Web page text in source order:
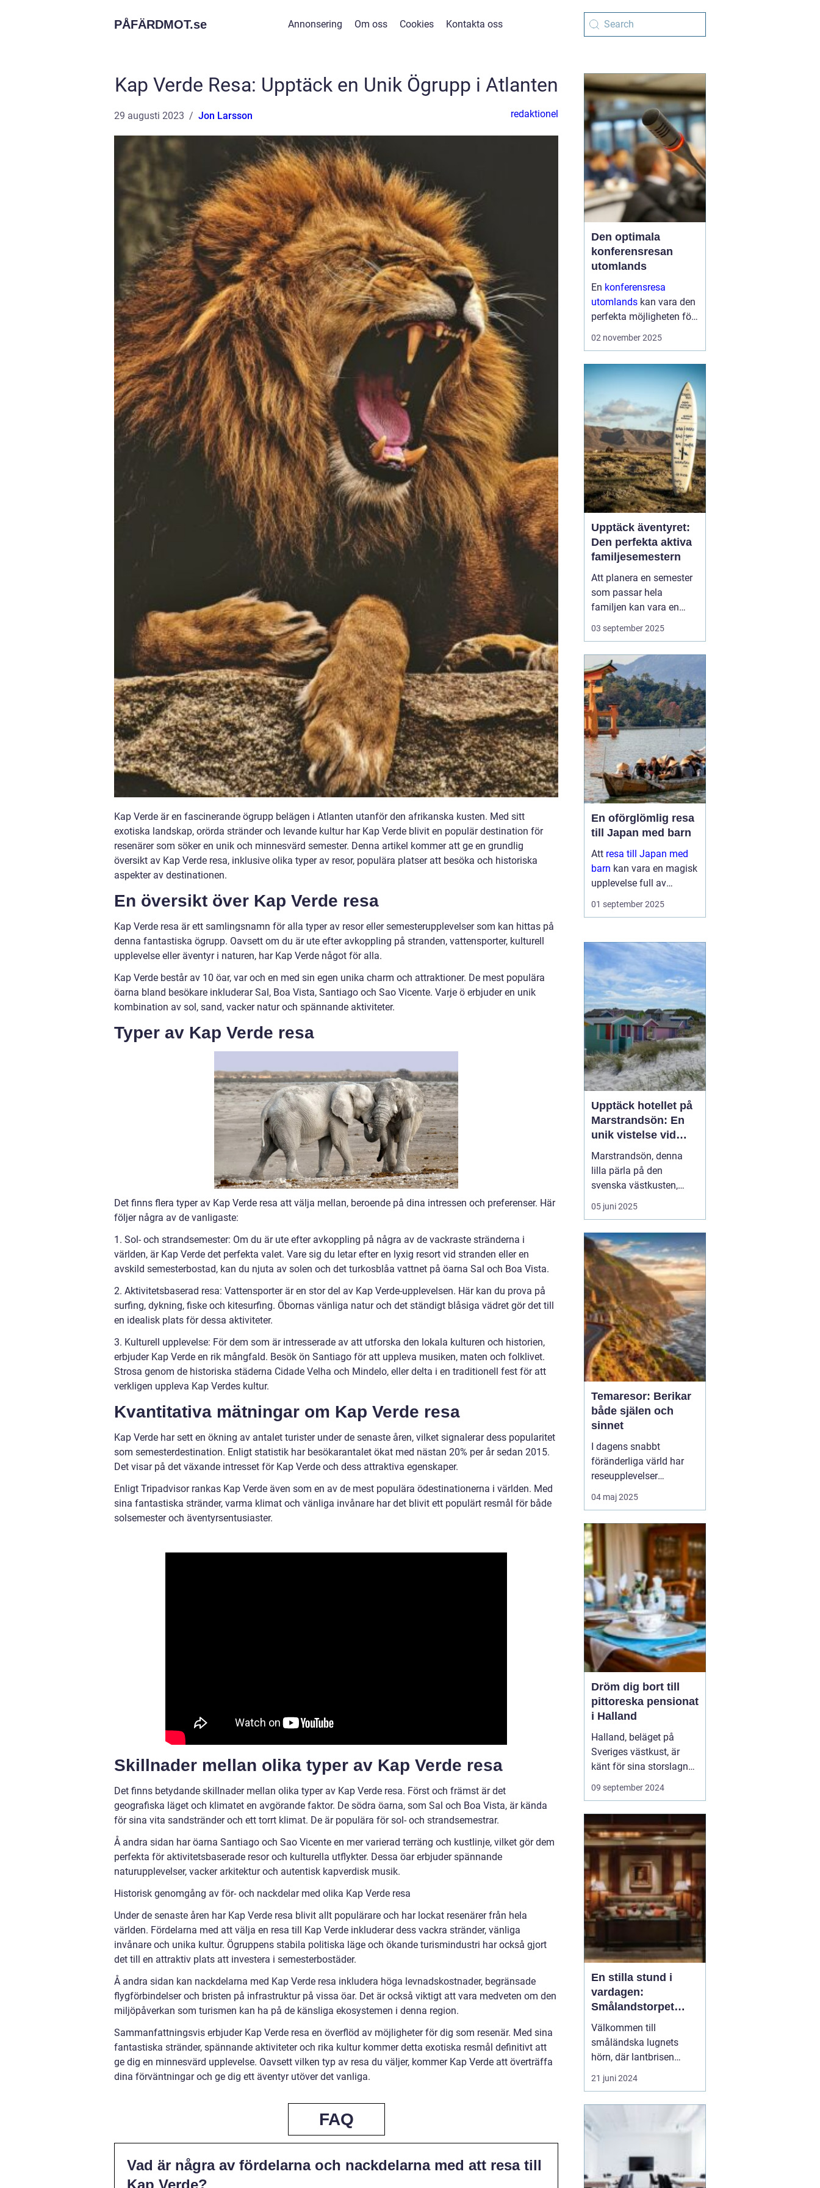
PÅFÄRDMOT.se Annonsering Om oss Cookies Kontakta oss
Kap Verde Resa: Upptäck en Unik Ögrupp i Atlanten
29 augusti 2023 Jon Larsson redaktionel
Kap Verde är en fascinerande ögrupp belägen i Atlanten utanför den afrikanska kusten. Med sitt
exotiska landskap, orörda stränder och levande kultur har Kap Verde blivit en populär destination för
resenärer som söker en unik och minnesvärd semester. Denna artikel kommer att ge en grundlig
översikt av Kap Verde resa, inklusive olika typer av resor, populära platser att besöka och historiska
aspekter av destinationen.
En översikt över Kap Verde resa
Kap Verde resa är ett samlingsnamn för alla typer av resor eller semesterupplevelser som kan hittas på
denna fantastiska ögrupp. Oavsett om du är ute efter avkoppling på stranden, vattensporter, kulturell
upplevelse eller äventyr i naturen, har Kap Verde något för alla.
Kap Verde består av 10 öar, var och en med sin egen unika charm och attraktioner. De mest populära
öarna bland besökare inkluderar Sal, Boa Vista, Santiago och Sao Vicente. Varje ö erbjuder en unik
kombination av sol, sand, vacker natur och spännande aktiviteter.
Typer av Kap Verde resa
Det finns flera typer av Kap Verde resa att välja mellan, beroende på dina intressen och preferenser. Här
följer några av de vanligaste:
1. Sol- och strandsemester: Om du är ute efter avkoppling på några av de vackraste stränderna i
världen, är Kap Verde det perfekta valet. Vare sig du letar efter en lyxig resort vid stranden eller en
avskild semesterbostad, kan du njuta av solen och det turkosblåa vattnet på öarna Sal och Boa Vista.
2. Aktivitetsbaserad resa: Vattensporter är en stor del av Kap Verde-upplevelsen. Här kan du prova på
surfing, dykning, fiske och kitesurfing. Öbornas vänliga natur och det ständigt blåsiga vädret gör det till
en idealisk plats för dessa aktiviteter.
3. Kulturell upplevelse: För dem som är intresserade av att utforska den lokala kulturen och historien,
erbjuder Kap Verde en rik mångfald. Besök ön Santiago för att uppleva musiken, maten och folklivet.
Strosa genom de historiska städerna Cidade Velha och Mindelo, eller delta i en traditionell fest för att
verkligen uppleva Kap Verdes kultur.
Kvantitativa mätningar om Kap Verde resa
Kap Verde har sett en ökning av antalet turister under de senaste åren, vilket signalerar dess popularitet
som semesterdestination. Enligt statistik har besökarantalet ökat med nästan 20% per år sedan 2015.
Det visar på det växande intresset för Kap Verde och dess attraktiva egenskaper.
Enligt Tripadvisor rankas Kap Verde även som en av de mest populära ödestinationerna i världen. Med
sina fantastiska stränder, varma klimat och vänliga invånare har det blivit ett populärt resmål för både
solsemester och äventyrsentusiaster.
Skillnader mellan olika typer av Kap Verde resa
Det finns betydande skillnader mellan olika typer av Kap Verde resa. Först och främst är det
geografiska läget och klimatet en avgörande faktor. De södra öarna, som Sal och Boa Vista, är kända
för sina vita sandstränder och ett torrt klimat. De är populära för sol- och strandsemestrar.
Å andra sidan har öarna Santiago och Sao Vicente en mer varierad terräng och kustlinje, vilket gör dem
perfekta för aktivitetsbaserade resor och kulturella utflykter. Dessa öar erbjuder spännande
naturupplevelser, vacker arkitektur och autentisk kapverdisk musik.
Historisk genomgång av för- och nackdelar med olika Kap Verde resa
Under de senaste åren har Kap Verde resa blivit allt populärare och har lockat resenärer från hela
världen. Fördelarna med att välja en resa till Kap Verde inkluderar dess vackra stränder, vänliga
invånare och unika kultur. Ögruppens stabila politiska läge och ökande turismindustri har också gjort
det till en attraktiv plats att investera i semesterbostäder.
Å andra sidan kan nackdelarna med Kap Verde resa inkludera höga levnadskostnader, begränsade
flygförbindelser och bristen på infrastruktur på vissa öar. Det är också viktigt att vara medveten om den
miljöpåverkan som turismen kan ha på de känsliga ekosystemen i denna region.
Sammanfattningsvis erbjuder Kap Verde resa en överflöd av möjligheter för dig som resenär. Med sina
fantastiska stränder, spännande aktiviteter och rika kultur kommer detta exotiska resmål definitivt att
ge dig en minnesvärd upplevelse. Oavsett vilken typ av resa du väljer, kommer Kap Verde att överträffa
dina förväntningar och ge dig ett äventyr utöver det vanliga.
FAQ
Vad är några av fördelarna och nackdelarna med att resa till
Kap Verde?
Den optimala
konferensresan
utomlands
En konferensresa
utomlands kan vara den
perfekta möjligheten för
företag och
nya affärsmöjligheter
och kombinera arbete
med nöje ...
02 november 2025
Upptäck äventyret:
Den perfekta aktiva
familjesemestern
Att planera en semester
som passar hela
familjen kan vara en
utmaning, men en
familjesemester
till vuxna. En semester
fylld med aktiviteter...
03 september 2025
En oförglömlig resa
till Japan med barn
Att resa till Japan med
barn kan vara en magisk
upplevelse full av
äventyr och upptäckter.
Landet bjuder på en unik
kultur och modern...
01 september 2025
Upptäck hotellet på
Marstrandsön: En
unik vistelse vid
kusten
Marstrandsön, denna
lilla pärla på den
svenska västkusten,
lockar besökare från när
och fjärran med sin rika
omgivningar. När man
planerar ett besök hit,
spelar valet av...
05 juni 2025
Temaresor: Berikar
både själen och
sinnet
I dagens snabbt
föränderliga värld har
reseupplevelser
utvecklats långt bortom
traditionella sightseeing-
i popularitet är
temaresor, där resenärer
dyker djupare in i
specifika intress...
04 maj 2025
Dröm dig bort till
pittoreska pensionat
i Halland
Halland, beläget på
Sveriges västkust, är
känt för sina storslagna
stränder, djupa skogar
och rika kulturarv. Det är
erbjuder både
avkoppling och äventyr,
vilket gör det till...
09 september 2024
En stilla stund i
vardagen:
Smålandstorpet
Lanthotell
Välkommen till
småländska lugnets
hörn, där lantbrisen
viskar sagor från förr
och nutidens stilla gång
Lanthotell erbjuder inte
bara en säng att sova i,
utan också en oas
bortom stadens brus, där
21 juni 2024